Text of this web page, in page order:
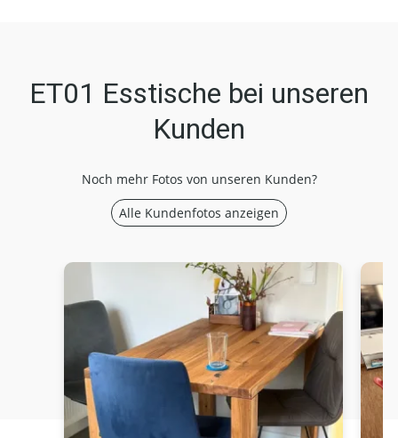
ET01 Esstische bei unseren
Kunden
Noch mehr Fotos von unseren Kunden?
Alle Kundenfotos anzeigen